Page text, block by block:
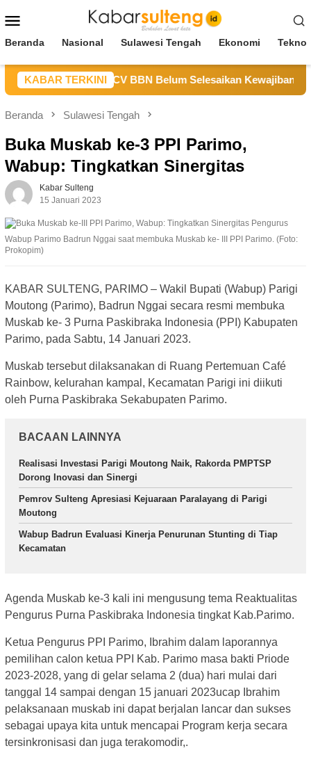
ke
Mobile
Beranda Nasional Sulawesi Tengah Ekonomi
KABAR TERKINI
Sulteng Sebut CV BBN Belum Selesaikan Kewajiban untuk
Beranda Sulawesi Tengah
Buka Muskab ke-3 PPI Parimo,
Wabup: Tingkatkan Sinergitas
Kabar Sulteng
15 Januari 2023
Wabup Parimo Badrun Nggai saat membuka Muskab ke- III PPI Parimo. (Foto:
Prokopim)
KABAR SULTENG, PARIMO – Wakil Bupati (Wabup) Parigi
Moutong (Parimo), Badrun Nggai secara resmi membuka
Muskab ke- 3 Purna Paskibraka Indonesia (PPI) Kabupaten
Parimo, pada Sabtu, 14 Januari 2023.
Muskab tersebut dilaksanakan di Ruang Pertemuan Café
Rainbow, kelurahan kampal, Kecamatan Parigi ini diikuti
oleh Purna Paskibraka Sekabupaten Parimo.
BACAAN LAINNYA
Realisasi Investasi Parigi Moutong Naik, Rakorda PMPTSP
Dorong Inovasi dan Sinergi
Pemrov Sulteng Apresiasi Kejuaraan Paralayang di Parigi
Moutong
Wabup Badrun Evaluasi Kinerja Penurunan Stunting di Tiap
Kecamatan
Agenda Muskab ke-3 kali ini mengusung tema Reaktualitas
Pengurus Purna Paskibraka Indonesia tingkat Kab.Parimo.
Ketua Pengurus PPI Parimo, Ibrahim dalam laporannya
pemilihan calon ketua PPI Kab. Parimo masa bakti Priode
2023-2028, yang di gelar selama 2 (dua) hari mulai dari
tanggal 14 sampai dengan 15 januari 2023ucap Ibrahim
pelaksanaan muskab ini dapat berjalan lancar dan sukses
sebagai upaya kita untuk mencapai Program kerja secara
tersinkronisasi dan juga terakomodir,.